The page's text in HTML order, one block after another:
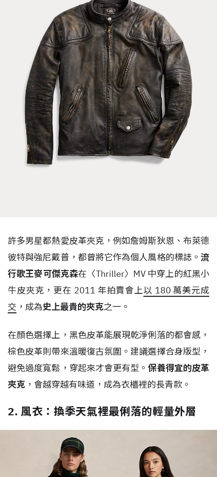
許多男星都熱愛皮革夾克，例如詹姆斯狄恩、布萊德
彼特與強尼戴普，都曾將它作為個人風格的標誌。 流
行歌王麥可傑克森在〈Thriller〉 MV 中穿上的紅黑小
牛皮夾克，更在 2011 年拍賣會上以 180 萬美元成
交 ，成為史上最貴的夾克之一。
在顏色選擇上，黑色皮革能展現乾淨俐落的都會感，
棕色皮革則帶來溫暖復古氛圍。建議選擇合身版型，
避免過度寬鬆，穿起來才會更有型。保養得宜的皮革
夾克 ，會越穿越有味道，成為衣櫃裡的長青款。
2. 風衣：換季天氣裡最俐落的輕量外層